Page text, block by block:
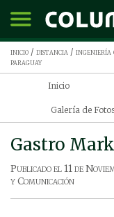
inicio / distancia / ingeniería
paraguay
Inicio
Galería de
Gastro
Publicado el11 de
y Comunicación